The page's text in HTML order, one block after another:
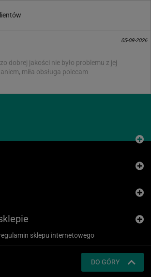
05-08-2026
dobrej jakości nie było problemu z jej
miła obsługa polecam
DO GÓRY